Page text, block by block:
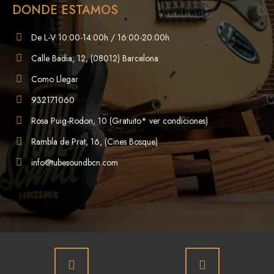
DONDE ESTAMOS
De L-V 10:00-14:00h / 16:00-20:00h
Calle Badia, 12, (08012) Barcelona
Como Llegar
932171060
Rosa Puig-Rodon, 10 (Gratuito* ver condiciones)
Rambla de Prat, 16, (Cines Bosque)
info@tubesoundbcn.com